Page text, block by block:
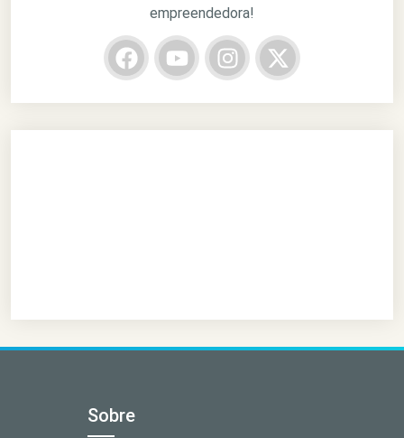
empreendedora!
Sobre